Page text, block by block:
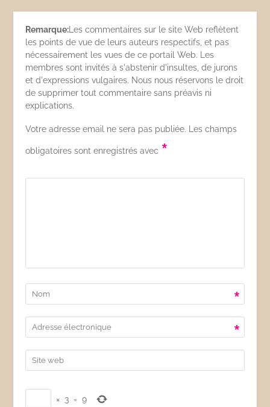
Remarque: Les commentaires sur le site Web reflètent
les points de vue de leurs auteurs respectifs, et pas
nécessairement les vues de ce portail Web. Les
membres sont invités à s'abstenir d'insultes, de jurons
et d'expressions vulgaires. Nous nous réservons le droit
de supprimer tout commentaire sans préavis ni
explications.
Votre adresse email ne sera pas publiée. Les champs
obligatoires sont enregistrés avec *
*
*
× 3 = 9